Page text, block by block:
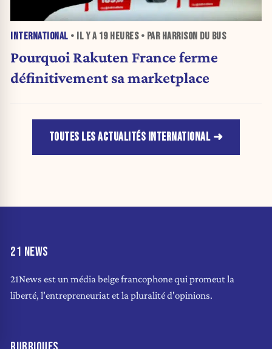
INTERNATIONAL • IL Y A 19 HEURES• PAR HARRISON DU BUS
Pourquoi Rakuten France ferme
définitivement sa marketplace
TOUTES LES ACTUALITÉS INTERNATIONAL
21 NEWS
21News est un média belge francophone qui promeut la
liberté, l'entrepreneuriat et la pluralité d'opinions.